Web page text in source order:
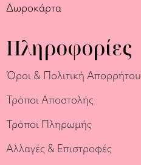
Δωροκάρτα
Πληροφορίες
Όροι & Πολιτική Απορρήτου
Τρόποι Αποστολής
Τρόποι Πληρωμής
Αλλαγές & Επιστροφές